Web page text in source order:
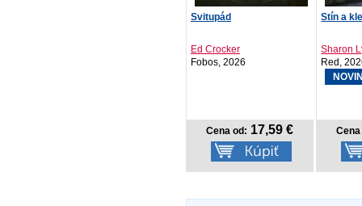
Svitupád
Ed Crocker
Fobos, 2026
Cena od: 17,59 €
Stín a
Sharon
Red,